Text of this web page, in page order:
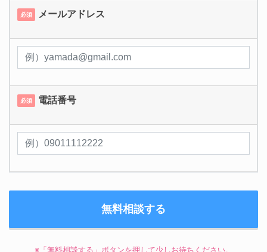
必須 メールアドレス
必須 電話番号
※「無料相談する」ボタンを押して少しお待ちください。